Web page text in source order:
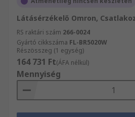
Látásérzékelő Omron,
RS raktári szám 266-0024
Gyártó cikkszáma FL-BR5020W
Részösszeg (1 egység)
164 731 Ft(ÁFA nélkül)
Mennyiség